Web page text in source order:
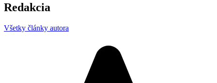
Redakcia
Všetky články autora